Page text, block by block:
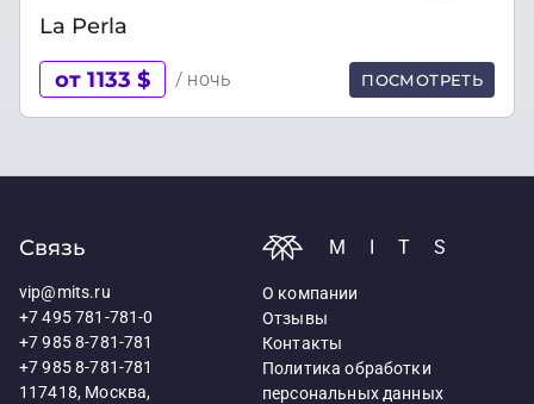
La Perla
от 1133 $ / ночь ПОСМОТРЕТЬ
Связь
vip@mits.ru
+7 495 781-781-0
+7 985 8-781-781
+7 985 8-781-781
117418, Москва,
MITS
О компании
Отзывы
Контакты
Политика обработки
персональных данных